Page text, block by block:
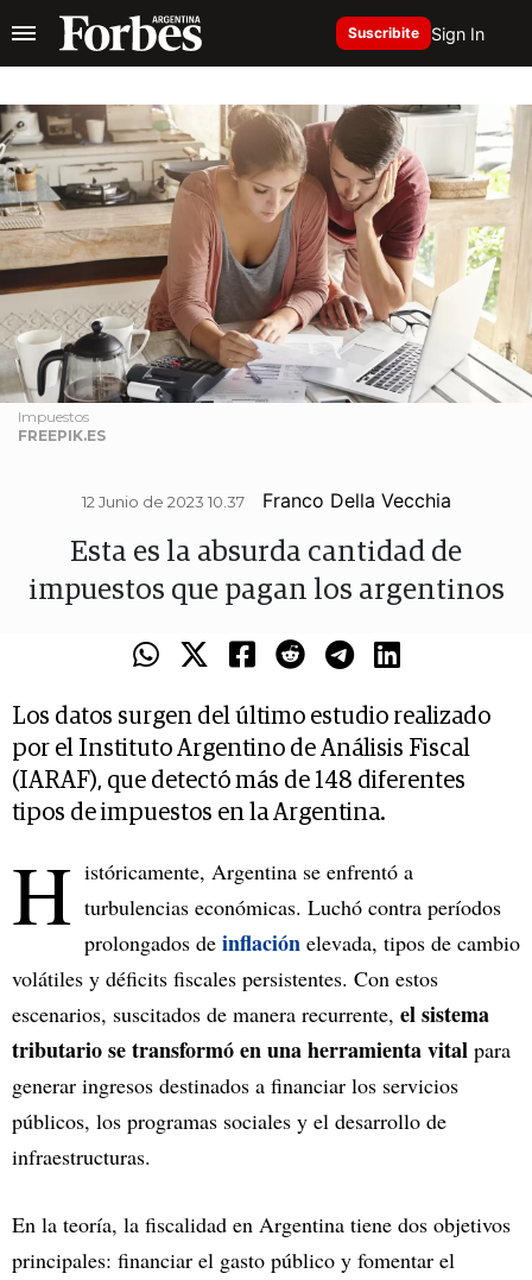
Suscribite Sign In
Impuestos
FREEPIK.ES
12 Junio de 2023 10.37 Franco Della Vecchia
Esta es la absurda cantidad de
impuestos que pagan los argentinos
Los datos surgen del último estudio realizado
por el Instituto Argentino de Análisis Fiscal
(IARAF), que detectó más de 148 diferentes
tipos de impuestos en la Argentina.
H istóricamente, Argentina se enfrentó a
turbulencias económicas. Luchó contra períodos
prolongados de inflación elevada, tipos de cambio
volátiles y déficits fiscales persistentes. Con estos
escenarios, suscitados de manera recurrente, el sistema
tributario se transformó en una herramienta vital para
generar ingresos destinados a financiar los servicios
públicos, los programas sociales y el desarrollo de
infraestructuras.
En la teoría, la fiscalidad en Argentina tiene dos objetivos
principales: financiar el gasto público y fomentar el